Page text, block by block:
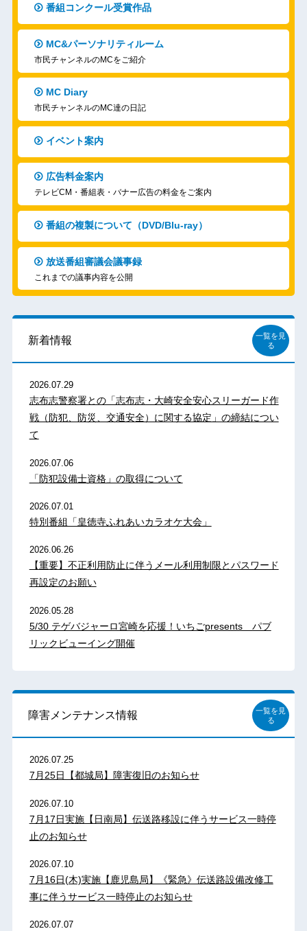
番組コンクール受賞作品
MC&パーソナリティルーム
市民チャンネルのMCをご紹介
MC Diary
市民チャンネルのMC達の日記
イベント案内
広告料金案内
テレビCM・番組表・バナー広告の料金をご案内
番組の複製について（DVD/Blu-ray）
放送番組審議会議事録
これまでの議事内容を公開
新着情報
一覧を見
る
2026.07.29
志布志警察署との「志布志・大崎安全安心スリーガード作
戦（防犯、防災、交通安全）に関する協定」の締結につい
て
2026.07.06
「防犯設備士資格」の取得について
2026.07.01
特別番組「皇徳寺ふれあいカラオケ大会」
2026.06.26
【重要】不正利用防止に伴うメール利用制限とパスワード
再設定のお願い
2026.05.28
5/30 テゲバジャーロ宮崎を応援！いちごpresents パブ
リックビューイング開催
障害メンテナンス情報
一覧を見
る
2026.07.25
7月25日【都城局】障害復旧のお知らせ
2026.07.10
7月17日実施【日南局】伝送路移設に伴うサービス一時停
止のお知らせ
2026.07.10
7月16日(木)実施【鹿児島局】《緊急》伝送路設備改修工
事に伴うサービス一時停止のお知らせ
2026.07.07